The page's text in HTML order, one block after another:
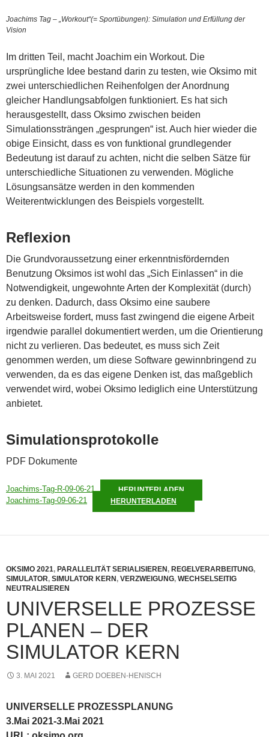
Joachims Tag – „Workout“(= Sportübungen): Simulation und Erfüllung der
Vision
Im dritten Teil, macht Joachim ein Workout. Die
ursprüngliche Idee bestand darin zu testen, wie Oksimo mit
zwei unterschiedlichen Reihenfolgen der Anordnung
gleicher Handlungsabfolgen funktioniert. Es hat sich
herausgestellt, dass Oksimo zwischen beiden
Simulationssträngen „gesprungen“ ist. Auch hier wieder die
obige Einsicht, dass es von funktional grundlegender
Bedeutung ist darauf zu achten, nicht die selben Sätze für
unterschiedliche Situationen zu verwenden. Mögliche
Lösungsansätze werden in den kommenden
Weiterentwicklungen des Beispiels vorgestellt.
Reflexion
Die Grundvoraussetzung einer erkenntnisfördernden
Benutzung Oksimos ist wohl das „Sich Einlassen“ in die
Notwendigkeit, ungewohnte Arten der Komplexität (durch)
zu denken. Dadurch, dass Oksimo eine saubere
Arbeitsweise fordert, muss fast zwingend die eigene Arbeit
irgendwie parallel dokumentiert werden, um die Orientierung
nicht zu verlieren. Das bedeutet, es muss sich Zeit
genommen werden, um diese Software gewinnbringend zu
verwenden, da es das eigene Denken ist, das maßgeblich
verwendet wird, wobei Oksimo lediglich eine Unterstützung
anbietet.
Simulationsprotokolle
PDF Dokumente
Joachims-Tag-R-09-06-21 HERUNTERLADEN
Joachims-Tag-09-06-21 HERUNTERLADEN
OKSIMO 2021, PARALLELITÄT SERIALISIEREN, REGELVERARBEITUNG,
SIMULATOR, SIMULATOR KERN, VERZWEIGUNG, WECHSELSEITIG
NEUTRALISIEREN
UNIVERSELLE PROZESSE
PLANEN – DER
SIMULATOR KERN
3. MAI 2021 GERD DOEBEN-HENISCH
UNIVERSELLE PROZESSPLANUNG
3.Mai 2021-3.Mai 2021